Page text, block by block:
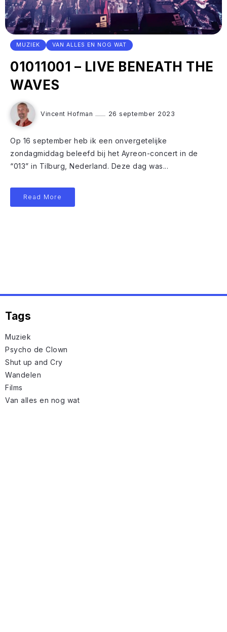
MUZIEK VAN ALLES EN NOG WAT
01011001 – LIVE BENEATH THE
WAVES
Vincent Hofman 26 september 2023
Op 16 september heb ik een onvergetelijke
zondagmiddag beleefd bij het Ayreon-concert in de
“013” in Tilburg, Nederland. Deze dag was...
Read More
Tags
Muziek
Psycho de Clown
Shut up and Cry
Wandelen
Films
Van alles en nog wat